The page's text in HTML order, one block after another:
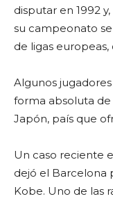
disputar en 1992
su campeonato
de ligas
Algunos
forma absoluta
Japón, país que
Un caso reciente
dejó el Barcelona
Kobe. Uno de las